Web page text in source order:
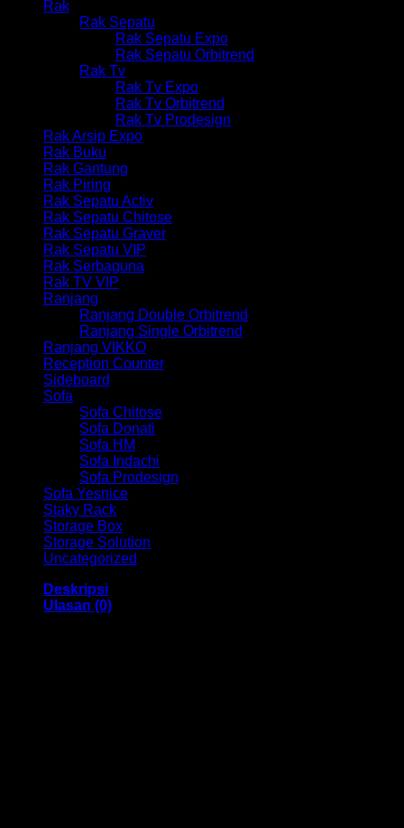
Rak
Rak Sepatu
Rak Sepatu Expo
Rak Sepatu Orbitrend
Rak Tv
Rak Tv Expo
Rak Tv Orbitrend
Rak Tv Prodesign
Rak Arsip Expo
Rak Buku
Rak Gantung
Rak Piring
Rak Sepatu Activ
Rak Sepatu Chitose
Rak Sepatu Graver
Rak Sepatu VIP
Rak Serbaguna
Rak TV VIP
Ranjang
Ranjang Double Orbitrend
Ranjang Single Orbitrend
Ranjang VIKKO
Reception Counter
Sideboard
Sofa
Sofa Chitose
Sofa Donati
Sofa HM
Sofa Indachi
Sofa Prodesign
Sofa Yesnice
Staky Rack
Storage Box
Storage Solution
Uncategorized
Deskripsi
Ulasan (0)